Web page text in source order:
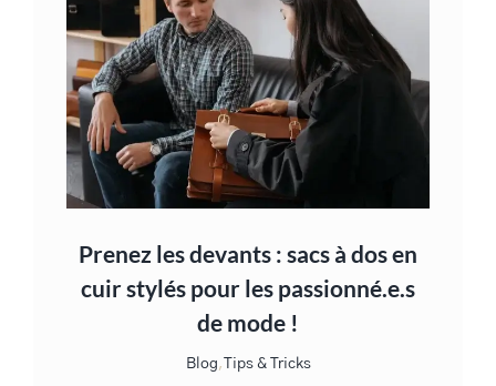
Prenez les devants : sacs à dos en
cuir stylés pour les passionné.e.s
de mode !
Blog, Tips & Tricks